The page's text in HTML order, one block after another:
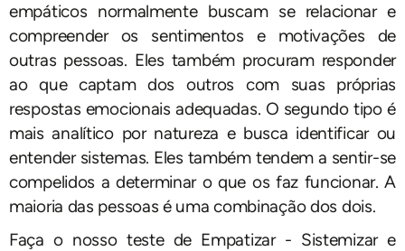
empáticos normalmente buscam se relacionar e
compreender os sentimentos e motivações de
outras pessoas. Eles também procuram responder
ao que captam dos outros com suas próprias
respostas emocionais adequadas. O segundo tipo é
mais analítico por natureza e busca identificar ou
entender sistemas. Eles também tendem a sentir-se
compelidos a determinar o que os faz funcionar. A
maioria das pessoas é uma combinação dos dois.
Faça o nosso teste de Empatizar - Sistemizar e